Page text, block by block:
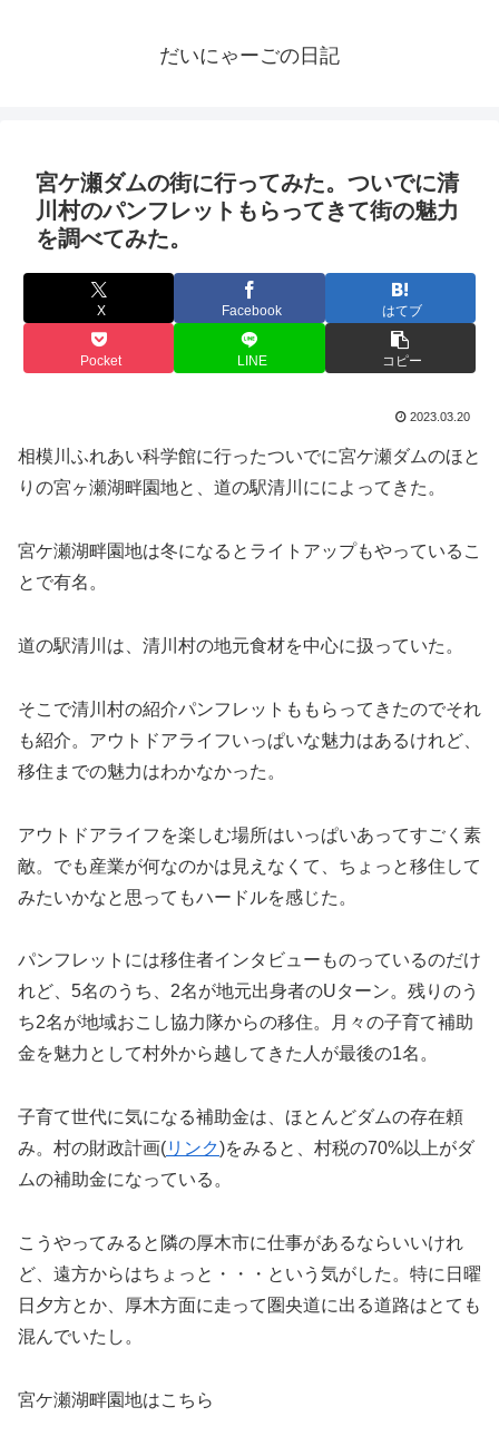
だいにゃーごの日記
宮ケ瀬ダムの街に行ってみた。ついでに清
川村のパンフレットもらってきて街の魅力
を調べてみた。
X Facebook はてブ
Pocket LINE コピー
2023.03.20
相模川ふれあい科学館に行ったついでに宮ケ瀬ダムのほと
りの宮ヶ瀬湖畔園地と、道の駅清川にによってきた。
宮ケ瀬湖畔園地は冬になるとライトアップもやっているこ
とで有名。
道の駅清川は、清川村の地元食材を中心に扱っていた。
そこで清川村の紹介パンフレットももらってきたのでそれ
も紹介。アウトドアライフいっぱいな魅力はあるけれど、
移住までの魅力はわかなかった。
アウトドアライフを楽しむ場所はいっぱいあってすごく素
敵。でも産業が何なのかは見えなくて、ちょっと移住して
みたいかなと思ってもハードルを感じた。
パンフレットには移住者インタビューものっているのだけ
れど、5名のうち、2名が地元出身者のUターン。残りのう
ち2名が地域おこし協力隊からの移住。月々の子育て補助
金を魅力として村外から越してきた人が最後の1名。
子育て世代に気になる補助金は、ほとんどダムの存在頼
み。村の財政計画(リンク)をみると、村税の70%以上がダ
ムの補助金になっている。
こうやってみると隣の厚木市に仕事があるならいいけれ
ど、遠方からはちょっと・・・という気がした。特に日曜
日夕方とか、厚木方面に走って圏央道に出る道路はとても
混んでいたし。
宮ケ瀬湖畔園地はこちら